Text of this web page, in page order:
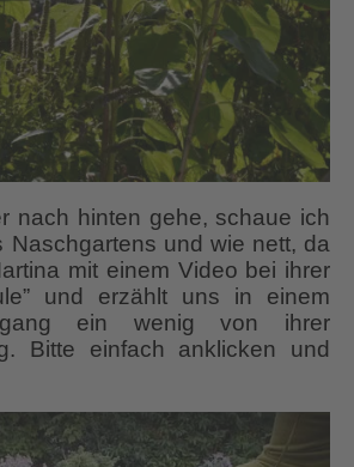
nach hinten gehe, schaue ich
Naschgartens und wie nett, da
mit einem Video bei ihrer
und erzählt uns in einem
ein wenig von ihrer
Bitte einfach anklicken und